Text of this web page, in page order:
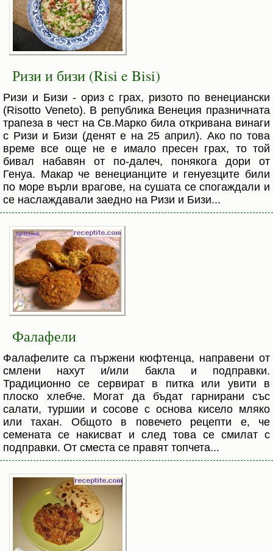
Ризи и бизи (Risi e Bisi)
Ризи и Бизи - ориз с грах, ризото по венециански
(Risotto Veneto). В република Венеция празничната
трапеза в чест на Св.Марко била откривана винаги
с Ризи и Бизи (денят е на 25 април). Ако по това
време все още не е имало пресен грах, то той
бивал набавян от по-далеч, понякога дори от
Генуа. Макар че венецианците и генуезците били
по море върли врагове, на сушата се спогаждали и
се наслаждавали заедно на Ризи и Бизи...
Фалафели
Фалафелите са пържени кюфтенца, направени от
смлени нахут и/или бакла и подправки.
Традиционно се сервират в питка или увити в
плоско хлебче. Могат да бъдат гарнирани със
салати, туршии и сосове с основа кисело мляко
или тахан. Общото в повечето рецепти е, че
семената се накисват и след това се смилат с
подправки. От сместа се правят топчета...